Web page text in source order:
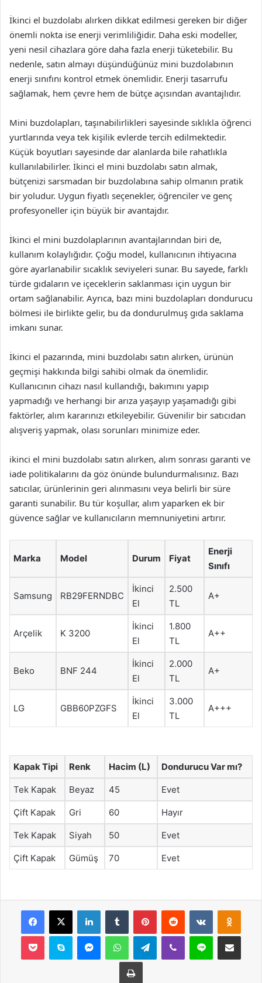
İkinci el buzdolabı alırken dikkat edilmesi gereken bir diğer
önemli nokta ise enerji verimliliğidir. Daha eski modeller,
yeni nesil cihazlara göre daha fazla enerji tüketebilir. Bu
nedenle, satın almayı düşündüğünüz mini buzdolabının
enerji sınıfını kontrol etmek önemlidir. Enerji tasarrufu
sağlamak, hem çevre hem de bütçe açısından avantajlıdır.
Mini buzdolapları, taşınabilirlikleri sayesinde sıklıkla öğrenci
yurtlarında veya tek kişilik evlerde tercih edilmektedir.
Küçük boyutları sayesinde dar alanlarda bile rahatlıkla
kullanılabilirler. İkinci el mini buzdolabı satın almak,
bütçenizi sarsmadan bir buzdolabına sahip olmanın pratik
bir yoludur. Uygun fiyatlı seçenekler, öğrenciler ve genç
profesyoneller için büyük bir avantajdır.
İkinci el mini buzdolaplarının avantajlarından biri de,
kullanım kolaylığıdır. Çoğu model, kullanıcının ihtiyacına
göre ayarlanabilir sıcaklık seviyeleri sunar. Bu sayede, farklı
türde gıdaların ve içeceklerin saklanması için uygun bir
ortam sağlanabilir. Ayrıca, bazı mini buzdolapları dondurucu
bölmesi ile birlikte gelir, bu da dondurulmuş gıda saklama
imkanı sunar.
İkinci el pazarında, mini buzdolabı satın alırken, ürünün
geçmişi hakkında bilgi sahibi olmak da önemlidir.
Kullanıcının cihazı nasıl kullandığı, bakımını yapıp
yapmadığı ve herhangi bir arıza yaşayıp yaşamadığı gibi
faktörler, alım kararınızı etkileyebilir. Güvenilir bir satıcıdan
alışveriş yapmak, olası sorunları minimize eder.
ikinci el mini buzdolabı satın alırken, alım sonrası garanti ve
iade politikalarını da göz önünde bulundurmalısınız. Bazı
satıcılar, ürünlerinin geri alınmasını veya belirli bir süre
garanti sunabilir. Bu tür koşullar, alım yaparken ek bir
güvence sağlar ve kullanıcıların memnuniyetini artırır.
Marka Model Durum Fiyat
Enerji
Sınıfı
Samsung RB29FERNDBC
İkinci
El
2.500
TL
A+
Arçelik K 3200
İkinci
El
1.800
TL
A++
Beko BNF 244
İkinci
El
2.000
TL
A+
LG GBB60PZGFS
İkinci
El
3.000
TL
A+++
Kapak Tipi Renk Hacim (L) Dondurucu Var mı?
Tek Kapak Beyaz 45 Evet
Çift Kapak Gri 60 Hayır
Tek Kapak Siyah 50 Evet
Çift Kapak Gümüş 70 Evet
Facebook
X LinkedInTumblr PinterestReddit VKontakte
Pocket Skype MessengerWhatsAppTelegramViber Line E-Posta ile
Yazdır